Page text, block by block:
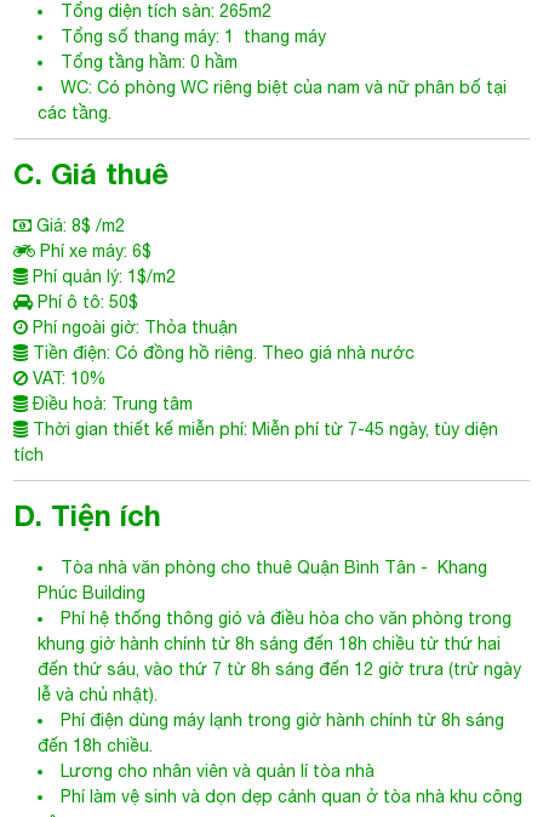
Tổng diện tích sàn: 265m2
Tổng số thang máy: 1 thang máy
Tổng tầng hầm: 0 hầm
WC: Có phòng WC riêng biệt của nam và nữ phân bố tại
các tầng.
C. Giá thuê
Giá: 8$ /m2
Phí xe máy: 6$
Phí quản lý: 1$/m2
Phí ô tô: 50$
Phí ngoài giờ: Thỏa thuận
Tiền điện: Có đồng hồ riêng. Theo giá nhà nước
VAT: 10%
Điều hoà: Trung tâm
Thời gian thiết kế miễn phí: Miễn phí từ 7-45 ngày, tùy diện
tích
D. Tiện ích
Tòa nhà văn phòng cho thuê Quận Bình Tân - Khang
Phúc Building
Phí hệ thống thông gió và điều hòa cho văn phòng trong
khung giờ hành chính từ 8h sáng đến 18h chiều từ thứ hai
đến thứ sáu, vào thứ 7 từ 8h sáng đến 12 giờ trưa (trừ ngày
lễ và chủ nhật).
Phí điện dùng máy lạnh trong giờ hành chính từ 8h sáng
đến 18h chiều.
Lương cho nhân viên và quản lí tòa nhà
Phí làm vệ sinh và dọn dẹp cảnh quan ở tòa nhà khu công